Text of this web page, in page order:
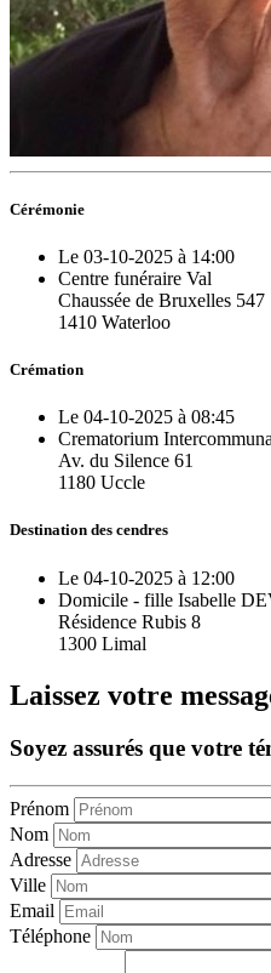
Cérémonie
Le 03-10-2025 à 14:00
Centre funéraire Val
Chaussée de Bruxelles 547
1410 Waterloo
Crémation
Le 04-10-2025 à 08:45
Crematorium
Av. du Silence 61
1180 Uccle
Destination des cendres
Le 04-10-2025 à 12:00
Domicile - fille Isabelle
Résidence Rubis 8
1300 Limal
Laissez votre
Soyez assurés que votre
Prénom
Nom
Adresse
Ville
Email
Téléphone